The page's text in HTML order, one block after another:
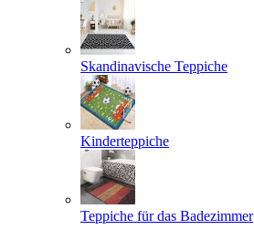
Skandinavische Teppiche
Kinderteppiche
Teppiche für das Badezimmer